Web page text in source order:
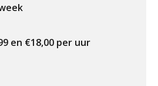
en €18,00 per uur